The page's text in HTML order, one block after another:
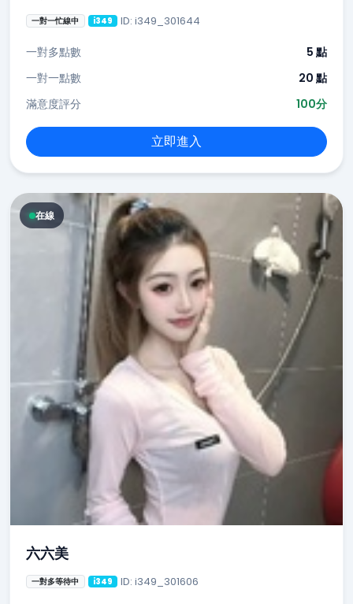
一對一忙線中 i349 ID: i349_301644
一對多點數
5 點
一對一點數
20 點
滿意度評分
100分
立即進入
在線
六六美
一對多等待中 i349 ID: i349_301606